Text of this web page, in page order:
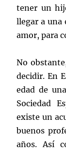
tener un
llegar a una
amor, para
No
decidir. En
edad de
Sociedad
existe un
buenos
años. Así